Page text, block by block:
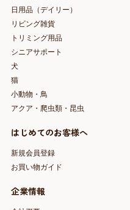
日用品（デイリー）
リビング雑貨
トリミング用品
シニアサポート
犬
猫
小動物・鳥
アクア・爬虫類・昆虫
はじめてのお客様へ
新規会員登録
お買い物ガイド
企業情報